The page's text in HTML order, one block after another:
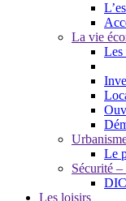
La vie
Les
Le
Sécurité
Les loisirs